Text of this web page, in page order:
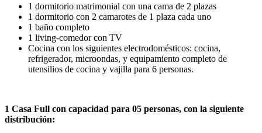
1 dormitorio matrimonial con una cama de 2 plazas
1 dormitorio con 2 camarotes de 1 plaza cada uno
1 baño completo
1 living-comedor con TV
Cocina con los siguientes electrodomésticos: cocina,
refrigerador, microondas, y equipamiento completo de
utensilios de cocina y vajilla para 6 personas.
1 Casa Full con capacidad para 05 personas, con la siguiente
distribución: